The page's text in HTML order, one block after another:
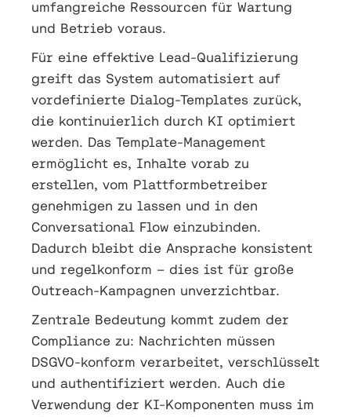
umfangreiche Ressourcen für Wartung
und Betrieb voraus.
Für eine effektive Lead-Qualifizierung
greift das System automatisiert auf
vordefinierte Dialog-Templates zurück,
die kontinuierlich durch KI optimiert
werden. Das Template-Management
ermöglicht es, Inhalte vorab zu
erstellen, vom Plattformbetreiber
genehmigen zu lassen und in den
Conversational Flow einzubinden.
Dadurch bleibt die Ansprache konsistent
und regelkonform – dies ist für große
Outreach-Kampagnen unverzichtbar.
Zentrale Bedeutung kommt zudem der
Compliance zu: Nachrichten müssen
DSGVO-konform verarbeitet, verschlüsselt
und authentifiziert werden. Auch die
Verwendung der KI-Komponenten muss im